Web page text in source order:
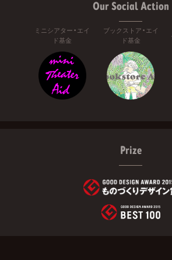
Our Social Action
ミニシアター・エイ
ド基金
ブックストア・エイ
ド基金
Prize